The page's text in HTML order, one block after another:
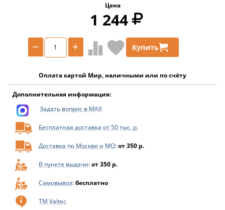
Цена
1 244
+
− Купить
Оплата картой Мир, наличными или по счёту
Дополнительная информация:
Задать вопрос в MAX
Бесплатная доставка от 50 тыс. р.
Доставка по Москве и МО:от 350 р.
В пункте выдачи:от 350 р.
Самовывоз:бесплатно
ТМ Valtec